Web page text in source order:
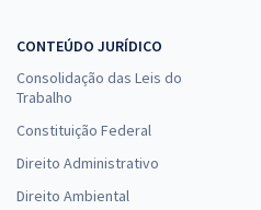
CONTEÚDO JURÍDICO
Consolidação das Leis do
Trabalho
Constituição Federal
Direito Administrativo
Direito Ambiental